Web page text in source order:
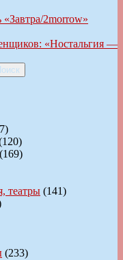
«Завтра/2morrow»
«Ностальгия —
(169)
театры (141)
(233)